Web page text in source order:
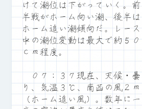
けて潮位は下がっていく。前
半戦がホーム向い潮、後半は
ホーム追い潮傾向だ。レース
中の潮位変動は最大で約５０
ｃｍ程度。
０７：３７現在、天候・曇
り、気温３℃、南西の風２ｍ
（ホーム追い風）。数年に一